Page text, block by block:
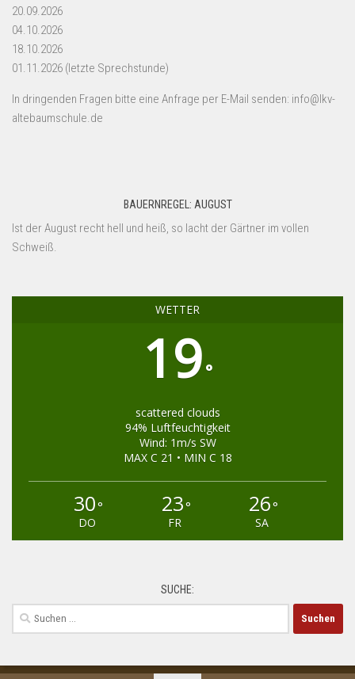
20.09.2026
04.10.2026
18.10.2026
01.11.2026 (letzte Sprechstunde)
In dringenden Fragen bitte eine Anfrage per E-Mail senden: info@lkv-
altebaumschule.de
BAUERNREGEL: AUGUST
Ist der August recht hell und heiß, so lacht der Gärtner im vollen
Schweiß.
WETTER
19°
scattered clouds
94% Luftfeuchtigkeit
Wind: 1m/s SW
MAX C 21 • MIN C 18
30°
DO
23°
FR
26°
SA
SUCHE:
Suchen
nach: